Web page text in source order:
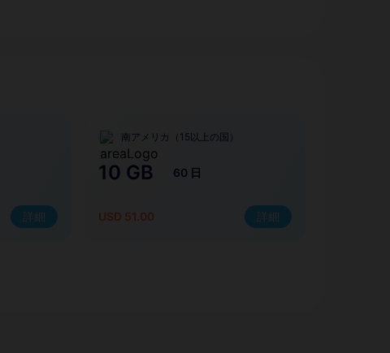
詳細
南アメリカ（15以上の国）
10 GB 60 日
USD 51.00 詳細